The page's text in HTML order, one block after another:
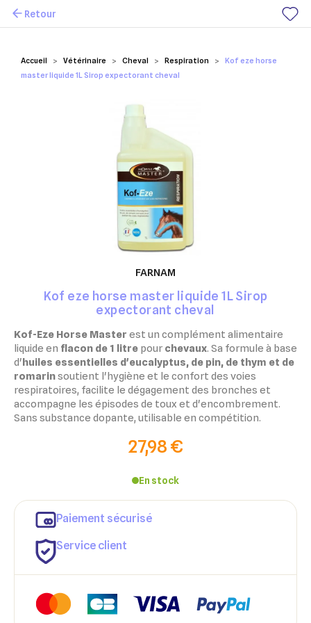
Mes favoris
Accueil Vétérinaire Cheval Respiration
Kof eze horse
master liquide 1L Sirop expectorant cheval
Retour
FARNAM
Kof eze horse master liquide 1L Sirop
expectorant cheval
Kof-Eze Horse Master est un complément alimentaire
liquide en flacon de 1 litre pour chevaux. Sa formule à base
d'huiles essentielles d'eucalyptus, de pin, de thym et de
romarinsoutient l'hygiène et le confort des voies
respiratoires, facilite le dégagement des bronches et
accompagne les épisodes de toux et d'encombrement.
Sans substance dopante, utilisable en compétition.
27,98 €
En stock
Paiement sécurisé
Service client